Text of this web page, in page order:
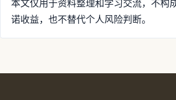
诺收益，也不替代个人风险判断。